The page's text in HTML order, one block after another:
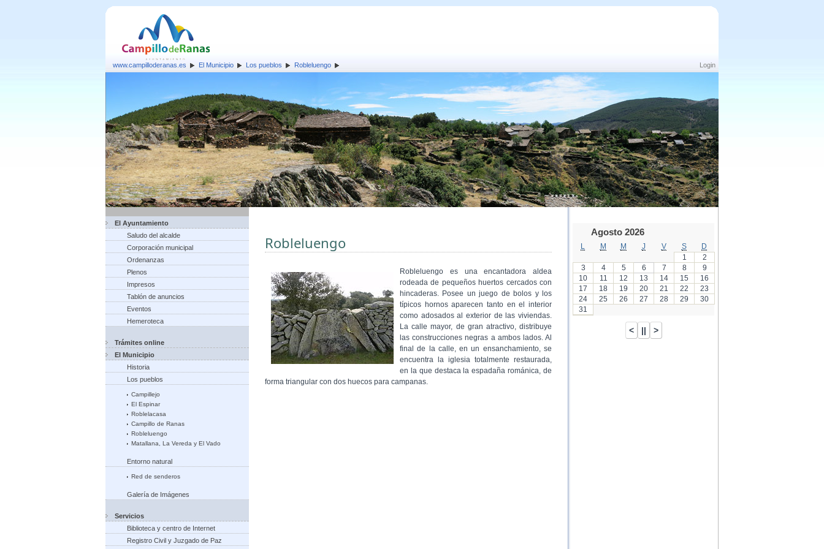
Login
www.campilloderanas.es El Municipio Los pueblos Robleluengo
El Ayuntamiento
Saludo del alcalde
Corporación municipal
Ordenanzas
Plenos
Impresos
Tablón de anuncios
Eventos
Hemeroteca
Trámites online
El Municipio
Historia
Los pueblos
Campillejo
El Espinar
Roblelacasa
Campillo de Ranas
Robleluengo
Matallana, La Vereda y El Vado
Entorno natural
Red de senderos
Galería de Imágenes
Servicios
Biblioteca y centro de Internet
Registro Civil y Juzgado de Paz
Robleluengo
Robleluengo es una encantadora aldea
rodeada de pequeños huertos cercados con
hincaderas. Posee un juego de bolos y los
típicos hornos aparecen tanto en el interior
como adosados al exterior de las viviendas.
La calle mayor, de gran atractivo, distribuye
las construcciones negras a ambos lados. Al
final de la calle, en un ensanchamiento, se
encuentra la iglesia totalmente restaurada,
en la que destaca la espadaña románica, de
forma triangular con dos huecos para campanas.
Agosto 2026
M M J V S
D
1
2
3
4 5 6 7 8
9
10
11 12 13 14 15
16
17
18 19 20 21 22
23
24
25 26 27 28 29
30
31